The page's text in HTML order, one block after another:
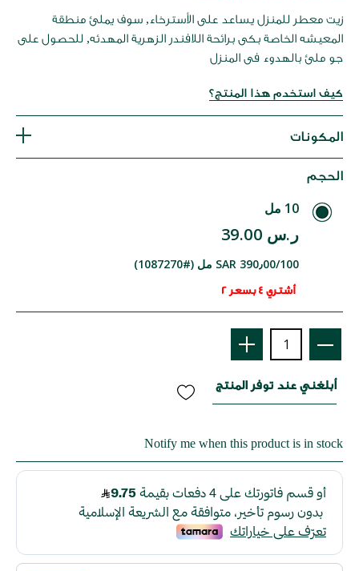
زيت معطر للمنزل يساعد على الأسترخاء, سوف يملئ منطقة
المعيشه الخاصة بكى برائحة اللافندر الزهرية المهدئه, للحصول على
جو ملئ بالهدوء فى المنزل
كيف استخدم هذا المنتج؟
المكونات
الحجم
10 مل
ر.س 39.00
SAR 390٫00/100 مل (#1087270)
أشتري 4 بسعر 2
أبلغني عند توفر المنتج
Notify me when this product is in stock